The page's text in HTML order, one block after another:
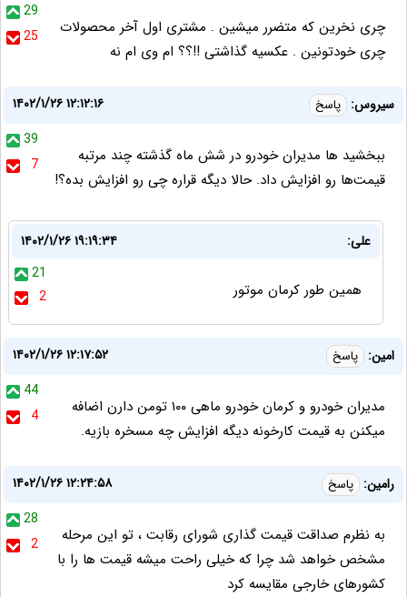
29
25
چری نخرین که متضرر میشین . مشتری اول آخر محصولات
چری خودتونین . عکسیه گذاشتی !!؟؟ ام وی ام نه
سیروس: پاسخ
۱۴۰۲/۱/۲۶ ۱۲:۱۲:۱۶
39
7
ببخشید ها مدیران خودرو در شش ماه گذشته چند مرتبه
قیمت‌ها رو افزایش داد. حالا دیگه قراره چی رو افزایش بده؟!
علی:
۱۴۰۲/۱/۲۶ ۱۹:۱۹:۳۴
21
2
همین طور کرمان موتور
امین: پاسخ
۱۴۰۲/۱/۲۶ ۱۲:۱۷:۵۲
44
4
مدیران خودرو و کرمان خودرو ماهی ۱۰۰ تومن دارن اضافه
میکنن به قیمت کارخونه دیگه افزایش چه مسخره بازیه.
رامین: پاسخ
۱۴۰۲/۱/۲۶ ۱۲:۲۴:۵۸
28
2
به نظرم صداقت قیمت گذاری شورای رقابت ، تو این مرحله
مشخص خواهد شد چرا که خیلی راحت میشه قیمت ها را با
کشورهای خارجی مقایسه کرد